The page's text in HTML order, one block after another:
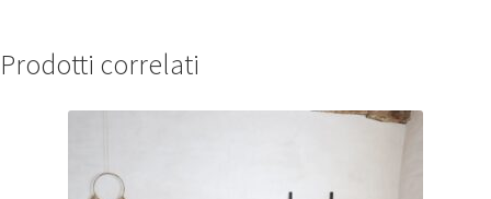
Prodotti correlati